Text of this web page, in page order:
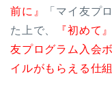
前に』
「マイ友プ
た上で、
『初めて
友プログラム入会
イルがもらえる仕